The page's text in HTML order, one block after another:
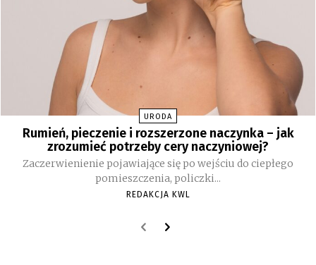
URODA
Rumień, pieczenie i rozszerzone naczynka – jak
zrozumieć potrzeby cery naczyniowej?
Zaczerwienienie pojawiające się po wejściu do ciepłego
pomieszczenia, policzki...
REDAKCJA KWL